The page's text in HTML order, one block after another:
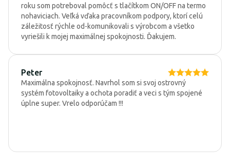
roku som potreboval pomôcť s tlačítkom ON/OFF na termo
nohaviciach. Veľká vďaka pracovníkom podpory, ktorí celú
záležitosť rýchle od-komunikovali s výrobcom a všetko
vyriešili k mojej maximálnej spokojnosti. Ďakujem.
Peter
Maximálna spokojnosť. Navrhol som si svoj ostrovný
systém fotovoltaiky a ochota poradiť a veci s tým spojené
úplne super. Vrelo odporúčam !!!